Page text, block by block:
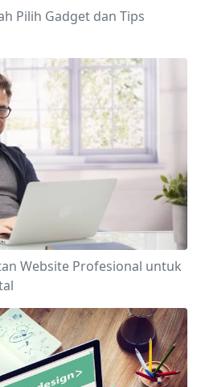
Pilih Gadget dan Tips
Website Profesional untuk